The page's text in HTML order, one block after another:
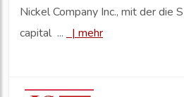
Nickel Company Inc., mit der die
capital ...
| mehr